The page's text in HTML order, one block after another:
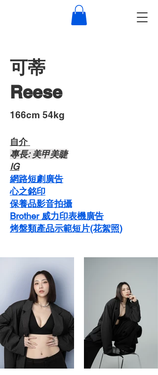
可蒂
Reese
​166cm 54kg
自介 ​
​專長: 美甲美睫
​IG
網路短劇廣告
心之銘印
​保養品影音拍攝
Brother 威力印表機廣告
烤盤類產品示範短片(花絮照)